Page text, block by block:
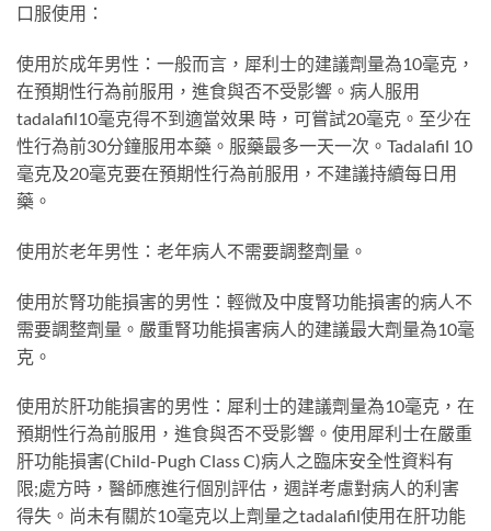
口服使用：
使用於成年男性：一般而言，犀利士的建議劑量為10毫克，
在預期性行為前服用，進食與否不受影響。病人服用
tadalafil10毫克得不到適當效果 時，可嘗試20毫克。至少在
性行為前30分鐘服用本藥。服藥最多一天一次。Tadalafil 10
毫克及20毫克要在預期性行為前服用，不建議持續每日用
藥。
使用於老年男性：老年病人不需要調整劑量。
使用於腎功能損害的男性：輕微及中度腎功能損害的病人不
需要調整劑量。嚴重腎功能損害病人的建議最大劑量為10毫
克。
使用於肝功能損害的男性：犀利士的建議劑量為10毫克，在
預期性行為前服用，進食與否不受影響。使用犀利士在嚴重
肝功能損害(Child-Pugh Class C)病人之臨床安全性資料有
限;處方時，醫師應進行個別評估，週詳考慮對病人的利害
得失。尚未有關於10毫克以上劑量之tadalafil使用在肝功能